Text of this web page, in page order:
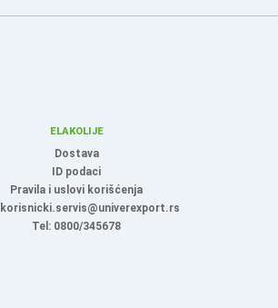
ELAKOLIJE
Dostava
ID podaci
Pravila i uslovi korišćenja
korisnicki.servis@univerexport.rs
Tel: 0800/345678